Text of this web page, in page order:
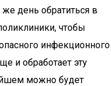
же день обратиться в
чтобы
инфекционного
и обработает эту
можно будет